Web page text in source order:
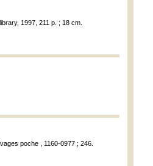
1997, 211 p. ; 18 cm.
poche , 1160-0977 ; 246.